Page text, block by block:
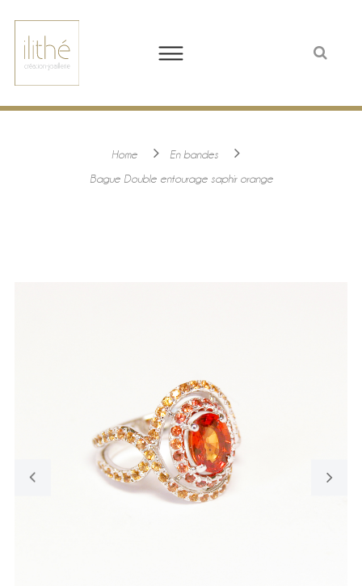
Home En bandes
Bague Double entourage saphir orange